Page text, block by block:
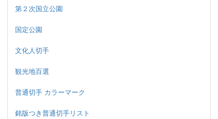
第２次国立公園
国定公園
文化人切手
観光地百選
普通切手 カラーマーク
銘版つき普通切手リスト